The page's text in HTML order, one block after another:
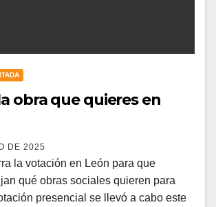
obra que quieres en
DE 2025
la votación en León para que
qué obras sociales quieren para
presencial se llevó a cabo este